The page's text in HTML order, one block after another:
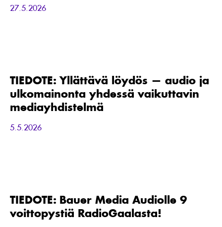
brändisi
tunnettuuden
27.5.2026
—
audio
ja
ulkomainonta
yhdessä
vaikuttavin
mediayhdistelmä
TIEDOTE: Yllättävä löydös — audio ja
ulkomainonta yhdessä vaikuttavin
mediayhdistelmä
5.5.2026
Audiolle
9
voittopystiä
TIEDOTE: Bauer Media Audiolle 9
voittopystiä RadioGaalasta!